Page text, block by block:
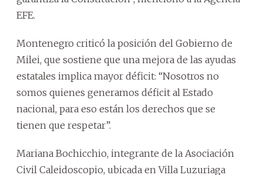
EFE.
Montenegro criticó la posición del Gobierno de
Milei, que sostiene que una mejora de las ayudas
estatales implica mayor déficit: “Nosotros no
somos quienes generamos déficit al Estado
nacional, para eso están los derechos que se
tienen que respetar”.
Mariana Bochicchio, integrante de la Asociación
Civil Caleidoscopio, ubicada en Villa Luzuriaga